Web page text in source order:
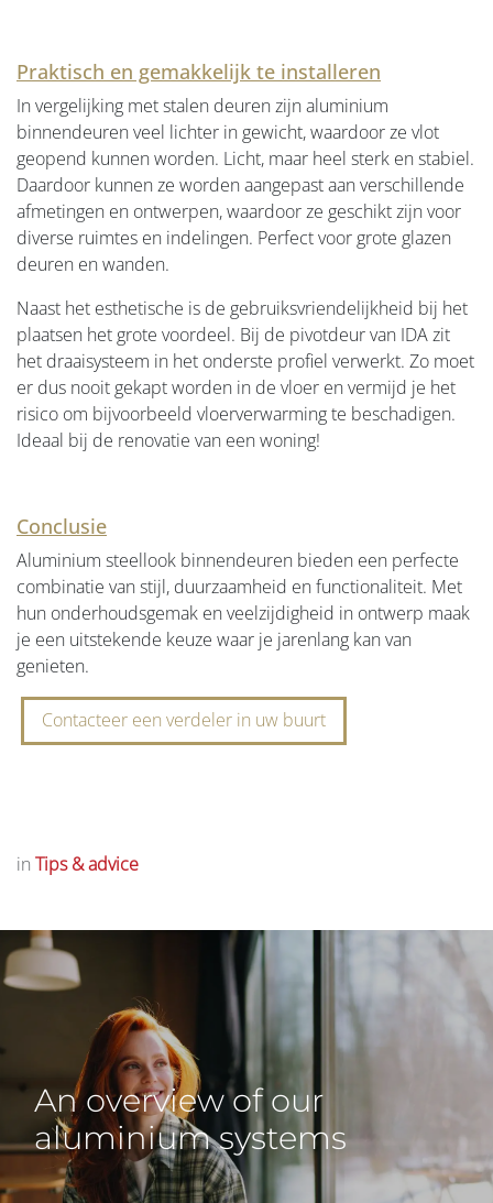
Praktisch en gemakkelijk te installeren
In vergelijking met stalen deuren zijn aluminium
binnendeuren veel lichter in gewicht, waardoor ze vlot
geopend kunnen worden. Licht, maar heel sterk en stabiel.
Daardoor kunnen ze worden aangepast aan verschillende
afmetingen en ontwerpen, waardoor ze geschikt zijn voor
diverse ruimtes en indelingen. Perfect voor grote glazen
deuren en wanden.
Naast het esthetische is de gebruiksvriendelijkheid bij het
plaatsen het grote voordeel. Bij de pivotdeur van IDA zit
het draaisysteem in het onderste profiel verwerkt. Zo moet
er dus nooit gekapt worden in de vloer en vermijd je het
risico om bijvoorbeeld vloerverwarming te beschadigen.
Ideaal bij de renovatie van een woning!
Conclusie
Aluminium steellook binnendeuren bieden een perfecte
combinatie van stijl, duurzaamheid en functionaliteit. Met
hun onderhoudsgemak en veelzijdigheid in ontwerp maak
je een uitstekende keuze waar je jarenlang kan van
genieten.
Contacteer een verdeler in uw buurt
in Tips & advice
An overview of our
aluminium systems